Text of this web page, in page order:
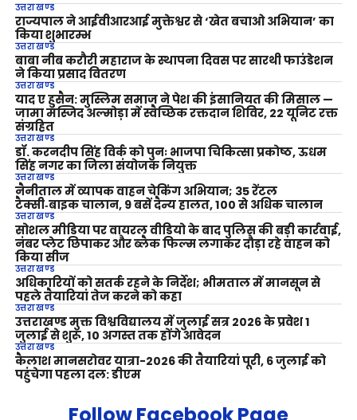
उत्तराखण्ड
राज्यपाल ने आईवीआरआई मुक्तेश्वर से ‘खेत बचाओ अभियान’ का
किया शुभारम्भ
उत्तराखण्ड
बाबा नीब करौरी महाराज के स्थापना दिवस पर सारथी फाउंडेशन
ने किया प्रसाद वितरण
उत्तराखण्ड
याद ए हुसैन: मुस्लिम समाज ने पेश की इंसानियत की मिसाल —
जामा मस्जिद अल्मोड़ा में स्वैच्छिक रक्तदान शिविर, 22 यूनिट रक्त
संग्रहित
उत्तराखण्ड
डॉ. करनदीप सिंह विर्क को पुनः भाजपा चिकित्सा प्रकोष्ठ, ऊधम
सिंह नगर का जिला संयोजक नियुक्त
उत्तराखण्ड
नैनीताल में व्यापक वाहन चेकिंग अभियान; 35 रेंटल
टैक्सी‑बाइक चालान, 9 बसें दैन्य हालत, 100 से अधिक चालान
उत्तराखण्ड
सोशल मीडिया पर वायरल वीडियो के बाद पुलिस की बड़ी कार्रवाई,
नंबर प्लेट छिपाकर और ब्लैक फिल्म लगाकर दौड़ा रहे वाहन को
किया सीज
उत्तराखण्ड
अधिकारियों को सतर्क रहने के निर्देश; भीमताल में मानसून से
पहले तैयारियां तेज करने को कहा
उत्तराखण्ड
उत्तराखण्ड मुक्त विश्वविद्यालय में जुलाई सत्र 2026 के प्रवेश 1
जुलाई से शुरू, 10 अगस्त तक होंगे आवेदन
उत्तराखण्ड
कैलाश मानसरोवर यात्रा-2026 की तैयारियां पूरी, 6 जुलाई को
पहुंचेगा पहला दल: डीएम
Follow Facebook Page